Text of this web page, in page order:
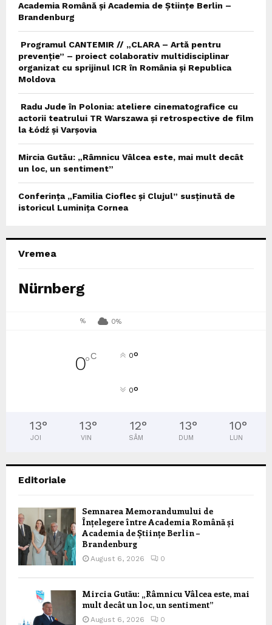
Academia Română și Academia de Științe Berlin –
Brandenburg
Programul CANTEMIR // „CLARA – Artă pentru
prevenție” – proiect colaborativ multidisciplinar
organizat cu sprijinul ICR în România și Republica
Moldova
Radu Jude în Polonia: ateliere cinematografice cu
actorii teatrului TR Warszawa și retrospective de film
la Łódź și Varșovia
Mircia Gutău: „Râmnicu Vâlcea este, mai mult decât
un loc, un sentiment”
Conferința „Familia Cioflec și Clujul” susținută de
istoricul Luminița Cornea
Vremea
Nürnberg
% 0%
0°C 0°
0°
13°
JOI
13°
VIN
12°
SÂM
13°
DUM
10°
LUN
Editoriale
Semnarea Memorandumului de
Înțelegere între Academia Română și
Academia de Științe Berlin –
Brandenburg
August 6, 2026 0
Mircia Gutău: „Râmnicu Vâlcea este, mai
mult decât un loc, un sentiment”
August 6, 2026 0